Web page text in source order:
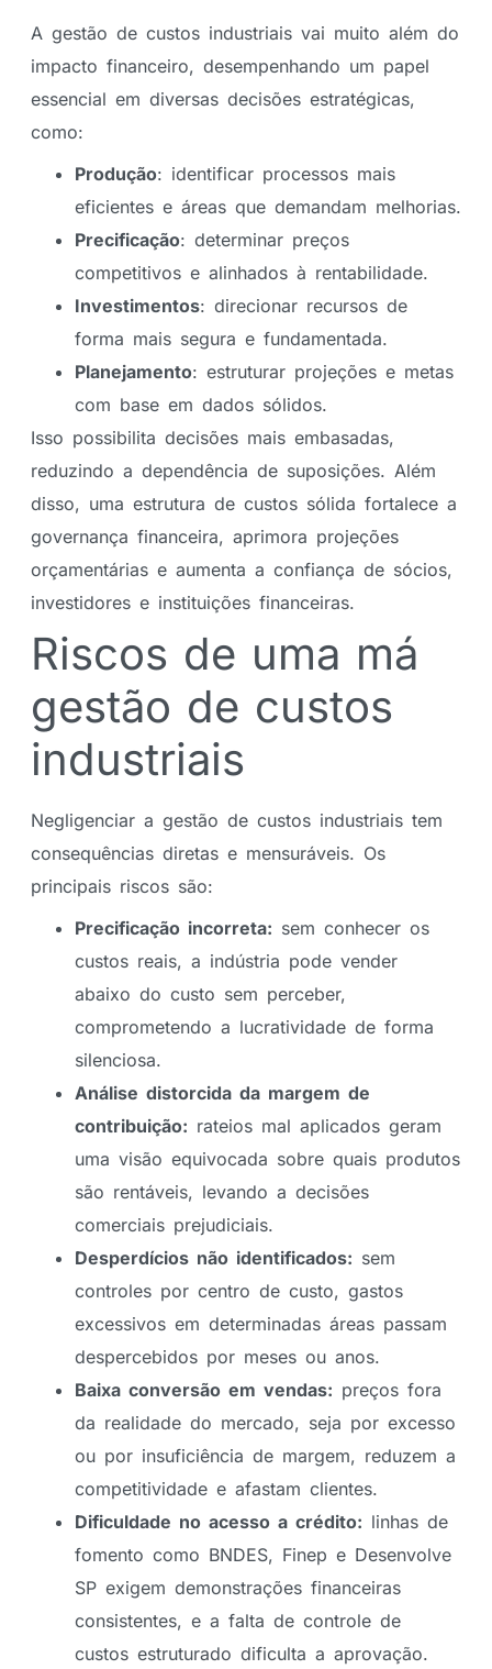
A gestão de custos industriais vai muito além do
impacto financeiro, desempenhando um papel
essencial em diversas decisões estratégicas,
como:
Produção: identificar processos mais
eficientes e áreas que demandam melhorias.
Precificação: determinar preços
competitivos e alinhados à rentabilidade.
Investimentos: direcionar recursos de
forma mais segura e fundamentada.
Planejamento: estruturar projeções e metas
com base em dados sólidos.
Isso possibilita decisões mais embasadas,
reduzindo a dependência de suposições. Além
disso, uma estrutura de custos sólida fortalece a
governança financeira, aprimora projeções
orçamentárias e aumenta a confiança de sócios,
investidores e instituições financeiras.
Riscos de uma má
gestão de custos
industriais
Negligenciar a gestão de custos industriais tem
consequências diretas e mensuráveis. Os
principais riscos são:
Precificação incorreta: sem conhecer os
custos reais, a indústria pode vender
abaixo do custo sem perceber,
comprometendo a lucratividade de forma
silenciosa.
Análise distorcida da margem de
contribuição: rateios mal aplicados geram
uma visão equivocada sobre quais produtos
são rentáveis, levando a decisões
comerciais prejudiciais.
Desperdícios não identificados: sem
controles por centro de custo, gastos
excessivos em determinadas áreas passam
despercebidos por meses ou anos.
Baixa conversão em vendas: preços fora
da realidade do mercado, seja por excesso
ou por insuficiência de margem, reduzem a
competitividade e afastam clientes.
Dificuldade no acesso a crédito: linhas de
fomento como BNDES, Finep e Desenvolve
SP exigem demonstrações financeiras
consistentes, e a falta de controle de
custos estruturado dificulta a aprovação.